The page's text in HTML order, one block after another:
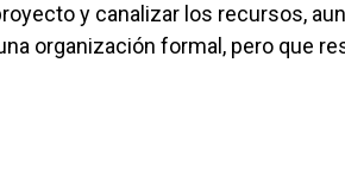
y canalizar los recursos,
organización formal, pero que